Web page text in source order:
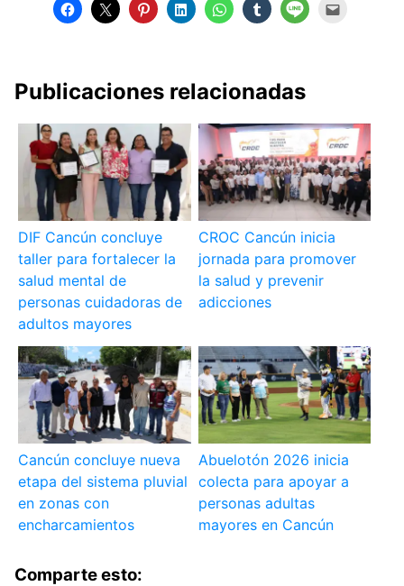
Publicaciones relacionadas
DIF Cancún concluye
taller para fortalecer la
salud mental de
personas cuidadoras de
adultos mayores
CROC Cancún inicia
jornada para promover
la salud y prevenir
adicciones
Cancún concluye nueva
etapa del sistema pluvial
en zonas con
encharcamientos
Abuelotón 2026 inicia
colecta para apoyar a
personas adultas
mayores en Cancún
Comparte esto: